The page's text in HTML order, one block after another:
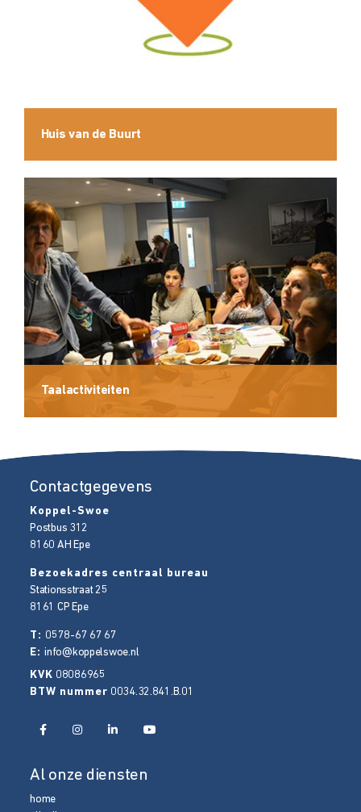
Huis van de Buurt
Taalactiviteiten
Contactgegevens
Koppel-Swoe
Postbus 312
8160 AH Epe
Bezoekadres centraal bureau
Stationsstraat 25
8161 CP Epe
T: 0578-67 67 67
E:info@koppelswoe.nl
KVK 08086965
BTW nummer 0034.32.841.B.01
Al onze diensten
home